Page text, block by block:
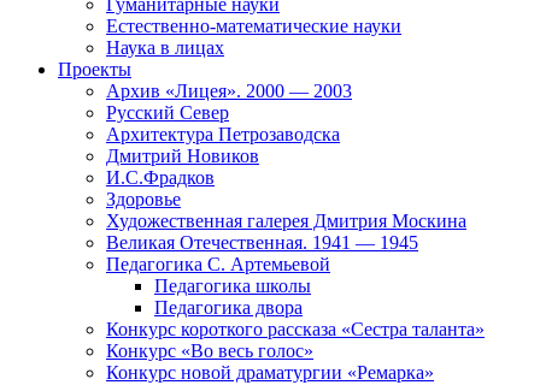
Гуманитарные науки
Естественно-математические науки
Наука в лицах
Проекты
Архив «Лицея». 2000 — 2003
Русский Север
Архитектура Петрозаводска
Дмитрий Новиков
И.С.Фрадков
Здоровье
Художественная галерея Дмитрия Москина
Великая Отечественная. 1941 — 1945
Педагогика С. Артемьевой
Педагогика школы
Педагогика двора
Конкурс короткого рассказа «Сестра таланта»
Конкурс «Во весь голос»
Конкурс новой драматургии «Ремарка»